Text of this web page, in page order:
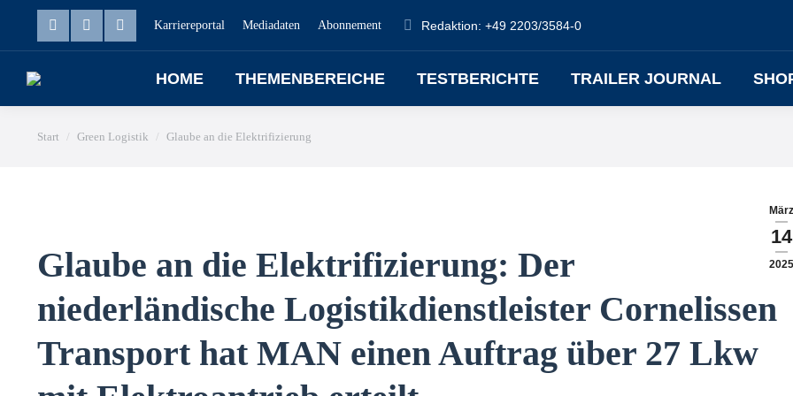
Karriereportal Mediadaten Abonnement Redaktion: +49 2203/3584-0
HOME THEMENBEREICHE TESTBERICHTE TRAILER JOURNAL
Sie befinden sich hier:
Start Green Logistik Glaube an die Elektrifizierung
März
14
2025
Glaube an die Elektrifizierung: Der
niederländische Logistikdienstleister Cornelissen
Transport hat MAN einen Auftrag über 27 Lkw
HOME THEMENBEREICHE TESTBERICHTE